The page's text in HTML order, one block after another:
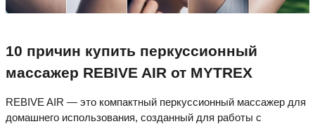
10 причин купить перкуссионный
массажер REBIVE AIR от MYTREX
REBIVE AIR — это компактный перкуссионный массажер для
домашнего использования, созданный для работы с